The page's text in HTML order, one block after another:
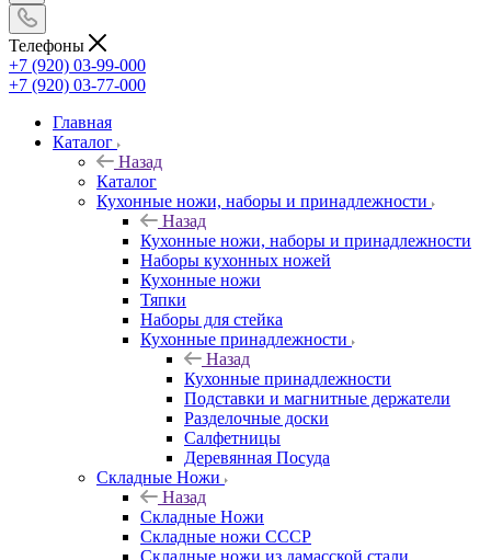
Телефоны
+7 (920) 03-99-000
+7 (920) 03-77-000
Главная
Каталог
Назад
Каталог
Кухонные ножи, наборы и принадлежности
Назад
Кухонные ножи, наборы и принадлежности
Наборы кухонных ножей
Кухонные ножи
Тяпки
Наборы для стейка
Кухонные принадлежности
Назад
Кухонные принадлежности
Подставки и магнитные держатели
Разделочные доски
Салфетницы
Деревянная Посуда
Складные Ножи
Назад
Складные Ножи
Cкладные ножи СССР
Складные ножи из дамасской стали